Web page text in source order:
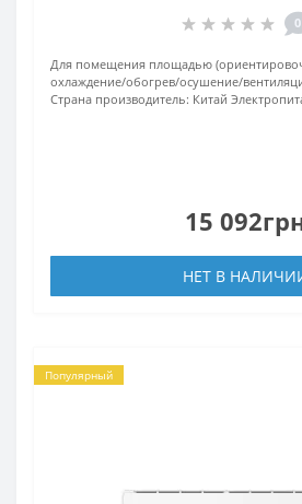
0
Для помещения площадью
охлаждение/обогрев/осушение/
Страна производитель: Китай
15
НЕТ В
Популярный